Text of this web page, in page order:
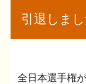
引退しまし
全日本選手権